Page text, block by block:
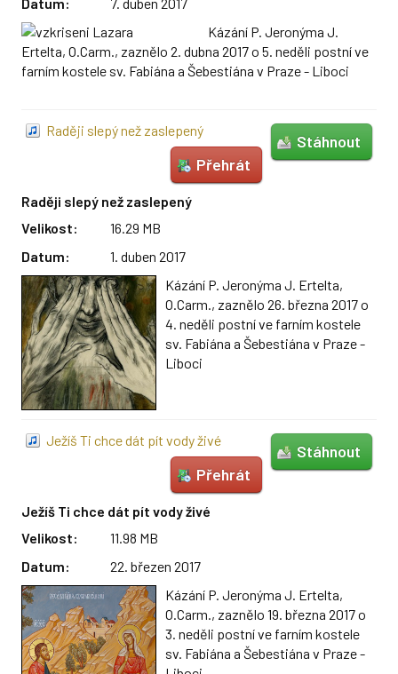
Kázání P. Jeronýma J.
Ertelta, O.Carm., zaznělo 2. dubna 2017 o 5. neděli postní ve
farním kostele sv. Fabiána a Šebestiána v Praze - Liboci
Raději slepý než zaslepený
Stáhnout
Přehrát
Raději slepý než zaslepený
Velikost:
16.29 MB
Datum:
1. duben 2017
Kázání P. Jeronýma J. Ertelta,
O.Carm., zaznělo 26. března 2017 o
4. neděli postní ve farním kostele
sv. Fabiána a Šebestiána v Praze -
Liboci
Ježíš Ti chce dát pít vody živé
Stáhnout
Přehrát
Ježíš Ti chce dát pít vody živé
Velikost:
11.98 MB
Datum:
22. březen 2017
Kázání P. Jeronýma J. Ertelta,
O.Carm., zaznělo 19. března 2017 o
3. neděli postní ve farním kostele
sv. Fabiána a Šebestiána v Praze -